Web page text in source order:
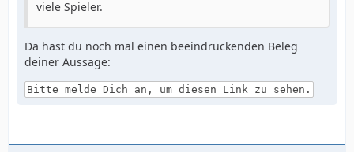
viele Spieler.
Da hast du noch mal einen beeindruckenden Beleg
deiner Aussage:
Bitte melde Dich an, um diesen Link zu sehen.